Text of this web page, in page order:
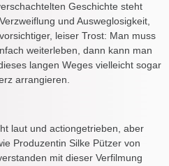
Geschichte steht
und Ausweglosigkeit,
leiser Trost: Man muss
weiterleben, dann kann man
langen Weges vielleicht sogar
arrangieren.
laut und actiongetrieben, aber
Produzentin Silke Pützer von
mit dieser Verfilmung